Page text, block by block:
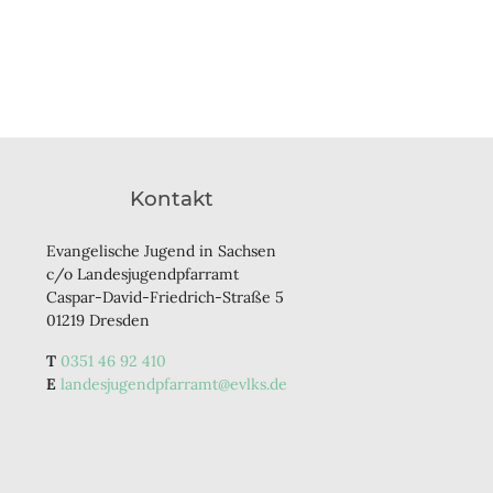
Kontakt
Evangelische Jugend in Sachsen
c/o Landesjugendpfarramt
Caspar-David-Friedrich-Straße 5
01219 Dresden
0351 46 92 410
landesjugendpfarramt@evlks.de